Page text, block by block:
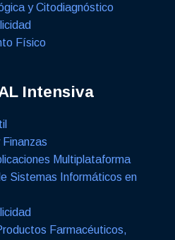
y Citodiagnóstico
Físico
Intensiva
Finanzas
Multiplataforma
Sistemas Informáticos en
Farmacéuticos,